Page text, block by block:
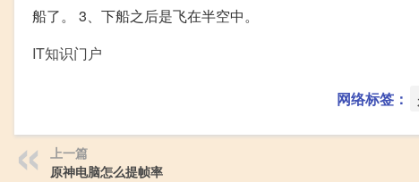
船了。 3、下船之后是飞在半空中。
IT知识门户
网络标签：
上一篇
原神电脑怎么提帧率